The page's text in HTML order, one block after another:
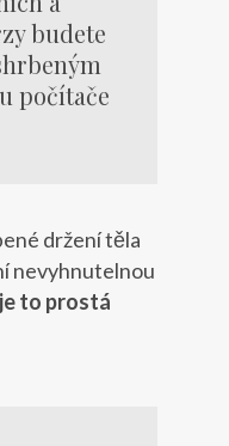
budete
počítače
držení těla
nevyhnutelnou
je to prostá